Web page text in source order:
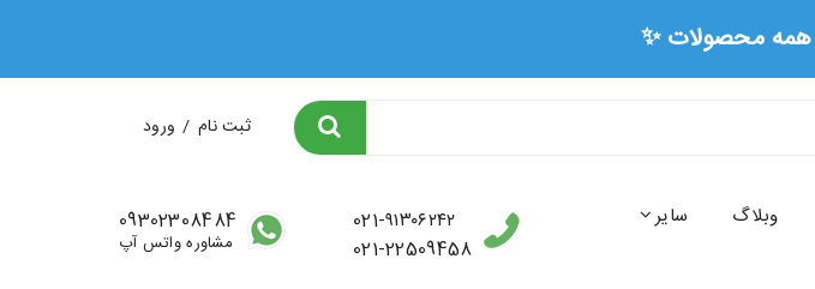
✨ ارسال رایگان همه محصولات ✨
ثبت نام / ورود
وبلاگ سایر
021-۹۱۳۰۶۲۴۲
021-22509458
09302308484
مشاوره واتس آپ